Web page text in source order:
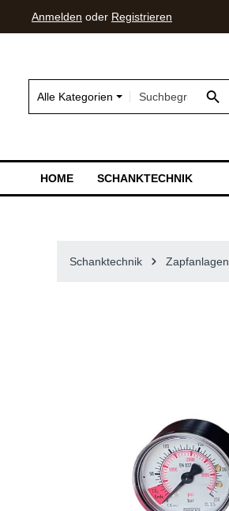
Zur Hauptnavigation springen
Anmelden oder Registrieren
Alle Kategorien
HOME SCHANKTECHNIK
Schanktechnik Zapfanlagen